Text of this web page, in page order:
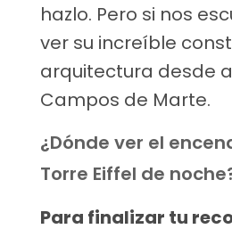
hazlo. Pero si nos
ver su increíble
arquitectura desde
Campos de Marte.
¿Dónde ver el
Torre Eiffel de
Para finalizar tu